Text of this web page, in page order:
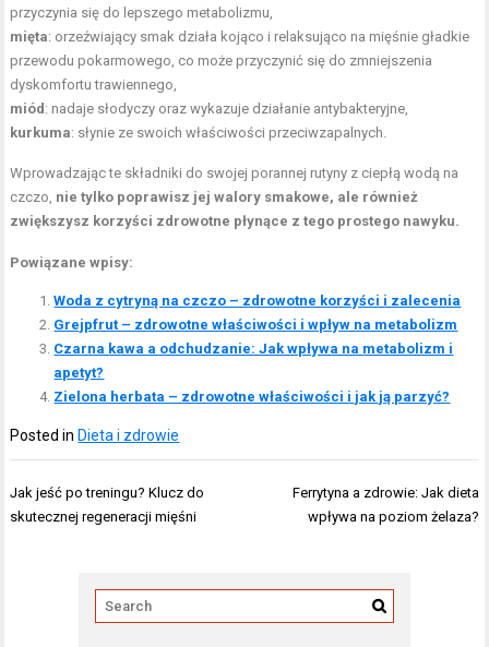
przyczynia się do lepszego metabolizmu,
mięta: orzeźwiający smak działa kojąco i relaksująco na mięśnie gładkie
przewodu pokarmowego, co może przyczynić się do zmniejszenia
dyskomfortu trawiennego,
miód : nadaje słodyczy oraz wykazuje działanie antybakteryjne,
kurkuma: słynie ze swoich właściwości przeciwzapalnych.
Wprowadzając te składniki do swojej porannej rutyny z ciepłą wodą na
czczo, nie tylko poprawisz jej walory smakowe, ale również
zwiększysz korzyści zdrowotne płynące z tego prostego nawyku.
Powiązane wpisy:
Woda z cytryną na czczo – zdrowotne korzyści i zalecenia
Grejpfrut – zdrowotne właściwości i wpływ na metabolizm
Czarna kawa a odchudzanie: Jak wpływa na metabolizm i
apetyt?
Zielona herbata – zdrowotne właściwości i jak ją parzyć?
Posted in Dieta i zdrowie
Nawigacja
wpisu
Jak jeść po treningu? Klucz do
skutecznej regeneracji mięśni
Ferrytyna a zdrowie: Jak dieta
wpływa na poziom żelaza?